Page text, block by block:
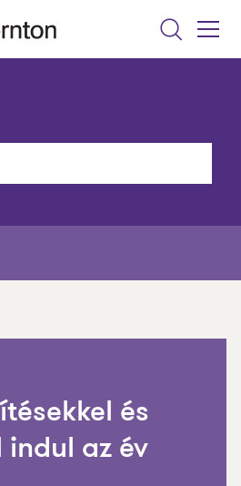
Search
Menu
és
indul az év